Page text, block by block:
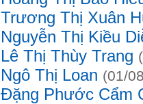
Trương Thị Xuân
Nguyễn Thị Kiều
Lê Thị Thùy Trang
Ngô Thị Loan (01/
Đặng Phước Cẩm